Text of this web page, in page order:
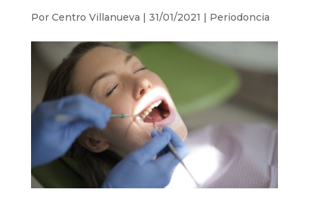
Por Centro Villanueva | 31/01/2021 | Periodoncia